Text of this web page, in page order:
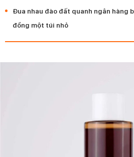
Đua nhau đào đất quanh ngân hàng
đồng một túi nhỏ